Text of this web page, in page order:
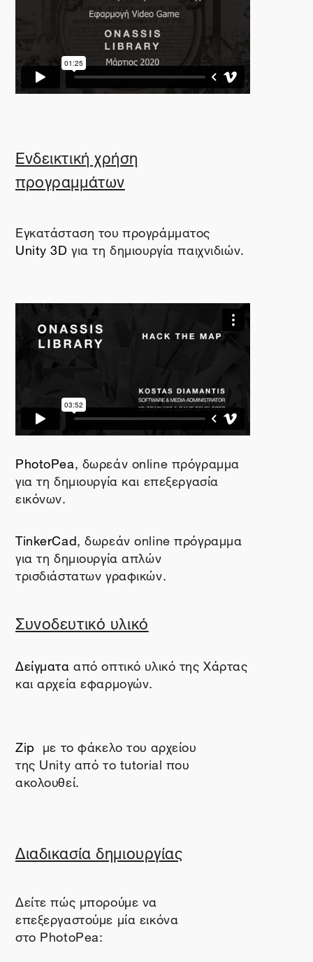
Ενδεικτική χρήση
προγραμμάτων
Εγκατάσταση του προγράμματος
Unity3D για τη δημιουργία παιχνιδιών.
PhotoPea, δωρεάνonlineπρόγραμμα
για τη δημιουργία και επεξεργασία
εικόνων.
TinkerCad, δωρεάνonlineπρόγραμμα
για τη δημιουργία απλών
τρισδιάστατων γραφικών.
Συνοδευτικό υλικό
Δείγματααπό οπτικό υλικό της Χάρτας
και αρχεία εφαρμογών.
Zip με το φάκελο του αρχείου
της Unityαπό τοtutorial που
ακολουθεί.
Διαδικασία δημιουργίας
Δείτε πώς μπορούμε να
επεξεργαστούμε μία εικόνα
στο PhotoPea: